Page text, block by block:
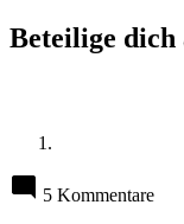
Beteilige
5 Kommentare